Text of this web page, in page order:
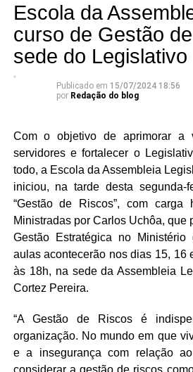
Escola da
curso de Gestão
sede do Legislativo
Publicado em 15/07/2024 18:56
por Redação do blog
Com o objetivo de aprimorar a
servidores e fortalecer o
todo, a Escola da Assembleia
iniciou, na tarde desta
“Gestão de Riscos”, com carga
Ministradas por Carlos Uchôa, que
Gestão Estratégica no Ministério
aulas acontecerão nos dias 15, 16
às 18h, na sede da Assembleia
Cortez Pereira.
“A Gestão de Riscos é
organização. No mundo em que
e a insegurança com relação
considerar a gestão de riscos